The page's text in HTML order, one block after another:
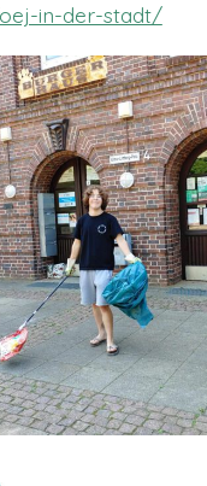
in-der-stadt/